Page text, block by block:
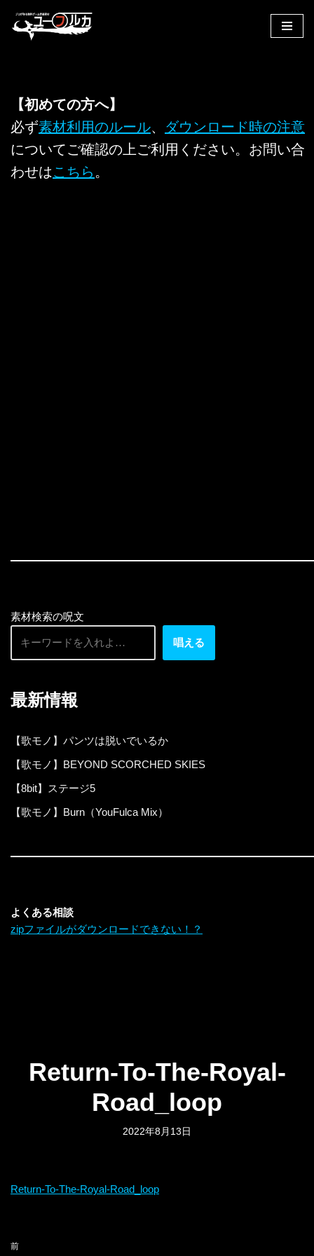
へ
キ
ッ
【初めての方へ】
必ず素材利用のルール、 ダウンロード時の注意
についてご確認の上ご利用ください。お問い合
わせはこちら 。
素材検索の呪文
唱える
最新情報
【歌モノ】パンツは脱いでいるか
【歌モノ】BEYOND SCORCHED SKIES
【8bit】ステージ5
【歌モノ】Burn（YouFulca Mix）
よくある相談
zipファイルがダウンロードできない！？
Return-To-The-Royal-
Road_loop
2022年8月13日
Return-To-The-Royal-Road_loop
前